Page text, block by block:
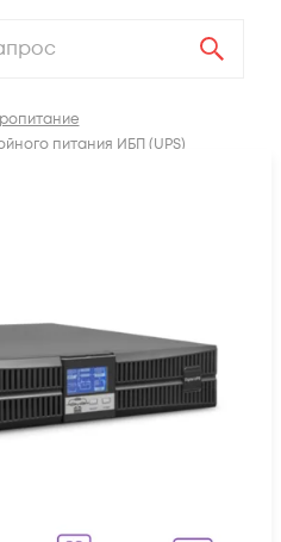
питания ИБП (UPS)